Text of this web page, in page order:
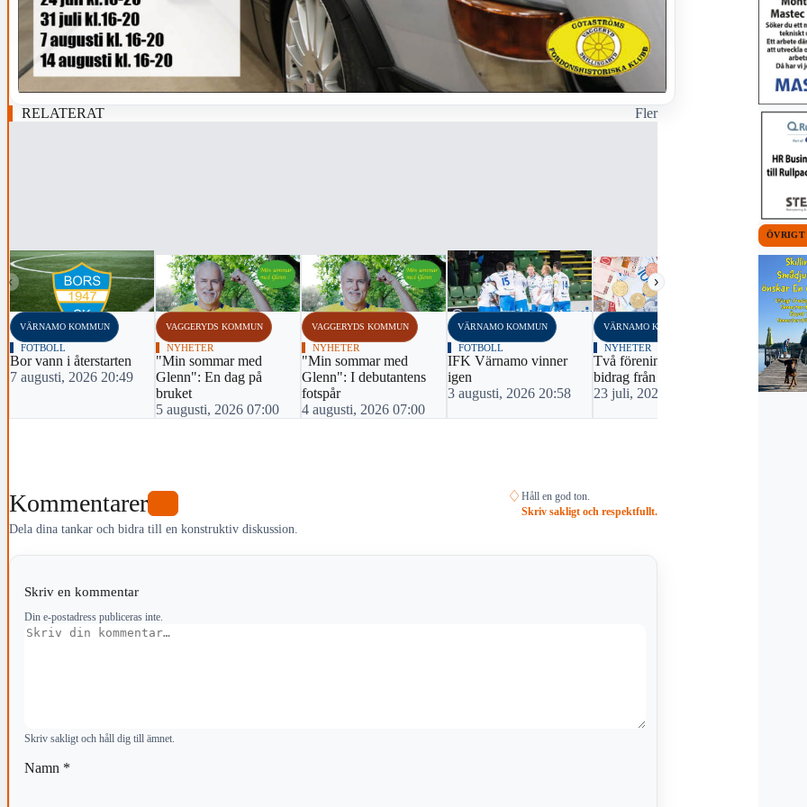
RELATERAT Fler
‹ ›
VÄRNAMO KOMMUN
FOTBOLL
Bor vann i återstarten
7 augusti, 2026 20:49
VAGGERYDS KOMMUN
NYHETER
"Min sommar med
Glenn": En dag på
bruket
5 augusti, 2026 07:00
VAGGERYDS KOMMUN
NYHETER
"Min sommar med
Glenn": I debutantens
fotspår
4 augusti, 2026 07:00
VÄRNAMO KOMMUN
FOTBOLL
IFK Värnamo vinner
igen
3 augusti, 2026 20:58
VÄRNAMO KOMMUN
NYHETER
Två föreningar får extra
bidrag från kommunen
23 juli, 2026 05:57
VÄRNAMO
NYHETER
Vill ha en
22 juli,
Kommentarer
Dela dina tankar och bidra till en konstruktiv diskussion.
♢ Håll en god ton.
Skriv sakligt och respektfullt.
Skriv en kommentar
Din e-postadress publiceras inte.
Kommentar
Skriv sakligt och håll dig till ämnet.
Namn *
ÖVRIGT